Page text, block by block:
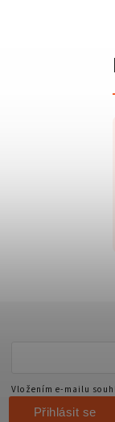
Vložením e-mailu
Přihlásit se